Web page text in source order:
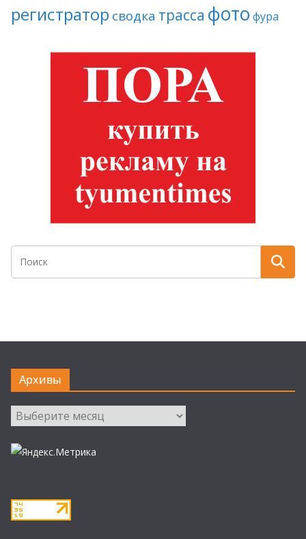
регистратор сводка трасса фото фура
Архивы
Архивы